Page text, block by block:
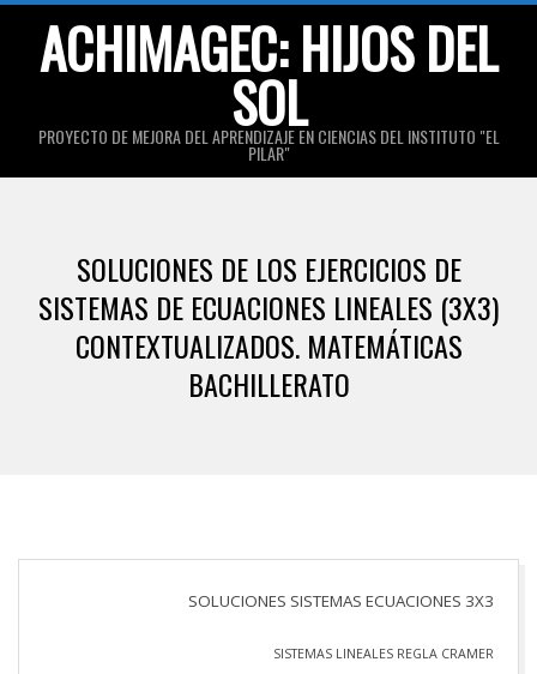
ACHIMAGEC: HIJOS DEL
SOL
PROYECTO DE MEJORA DEL APRENDIZAJE EN CIENCIAS DEL INSTITUTO "EL
PILAR"
SOLUCIONES DE LOS EJERCICIOS DE
SISTEMAS DE ECUACIONES LINEALES (3X3)
CONTEXTUALIZADOS. MATEMÁTICAS
BACHILLERATO
SOLUCIONES SISTEMAS ECUACIONES 3X3
SISTEMAS LINEALES REGLA CRAMER